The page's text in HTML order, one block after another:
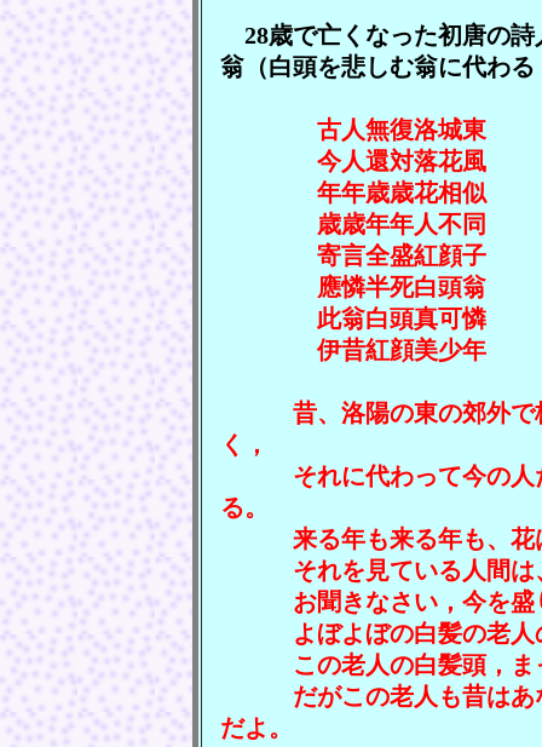
28歳で亡くなった初唐の詩
翁（白頭を悲しむ翁に代わ
古人無復洛城東 （古
今人還対落花風 （今
年年歳歳花相似 （
歳歳年年人不同 （歳
寄言全盛紅顔子 （言
應憐半死白頭翁 （應
此翁白頭真可憐 （此
伊昔紅顔美少年 （
昔、洛陽の東の郊外で梅
く，
それに代わって今の人た
る。
来る年も来る年も、花は
それを見ている人間は、
お聞きなさい，今を盛
よぼよぼの白髪の老人の
この老人の白髪頭，まっ
だがこの老人も昔はあな
だよ。